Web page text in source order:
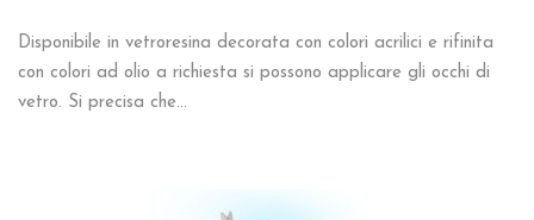
Disponibile in vetroresina decorata con colori acrilici e rifinita
con colori ad olio a richiesta si possono applicare gli occhi di
vetro. Si precisa che…